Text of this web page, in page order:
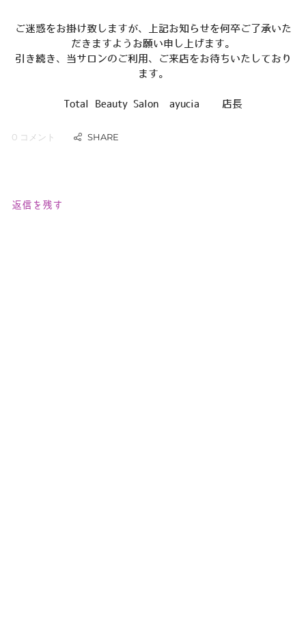
ご迷惑をお掛け致しますが、上記お知らせを何卒ご了承いた
だきますようお願い申し上げます。
引き続き、当サロンのご利用、ご来店をお待ちいたしており
ます。
Total Beauty Salon ayucia 店長
0 コメント
返信を残す